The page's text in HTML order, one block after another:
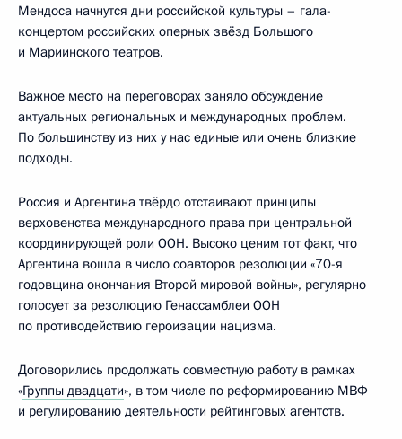
Мендоса начнутся дни российской культуры – гала-
концертом российских оперных звёзд Большого
и Мариинского театров.
Важное место на переговорах заняло обсуждение
актуальных региональных и международных проблем.
По большинству из них у нас единые или очень близкие
подходы.
Россия и Аргентина твёрдо отстаивают принципы
верховенства международного права при центральной
координирующей роли ООН. Высоко ценим тот факт, что
Аргентина вошла в число соавторов резолюции «70-я
годовщина окончания Второй мировой войны», регулярно
голосует за резолюцию Генассамблеи ООН
по противодействию героизации нацизма.
Договорились продолжать совместную работу в рамках
«Группы двадцати», в том числе по реформированию МВФ
и регулированию деятельности рейтинговых агентств.